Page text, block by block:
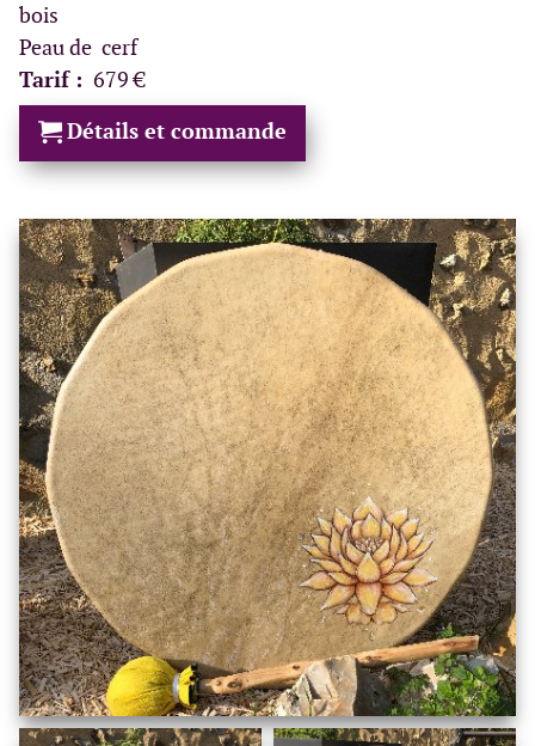
bois
Peau de cerf
Tarif : 679 €
Détails et commande